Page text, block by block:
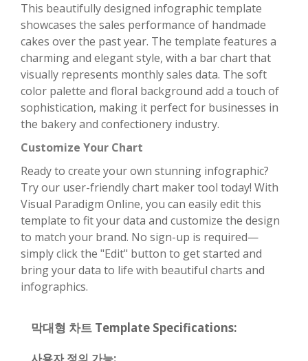
This beautifully designed infographic template
showcases the sales performance of handmade
cakes over the past year. The template features a
charming and elegant style, with a bar chart that
visually represents monthly sales data. The soft
color palette and floral background add a touch of
sophistication, making it perfect for businesses in
the bakery and confectionery industry.
Customize Your Chart
Ready to create your own stunning infographic?
Try our user-friendly chart maker tool today! With
Visual Paradigm Online, you can easily edit this
template to fit your data and customize the design
to match your brand. No sign-up is required—
simply click the "Edit" button to get started and
bring your data to life with beautiful charts and
infographics.
막대형 차트 Template Specifications: